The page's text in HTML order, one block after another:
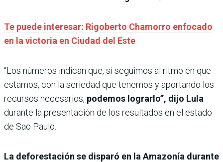
Te puede interesar: Rigoberto Chamorro enfocado
en la victoria en Ciudad del Este
“Los números indican que, si seguimos al ritmo en que
estamos, con la seriedad que tenemos y aportando los
recursos necesarios, podemos lograrlo”, dijo Lula
durante la presentación de los resultados en el estado
de Sao Paulo.
La deforestación se disparó en la Amazonía durante